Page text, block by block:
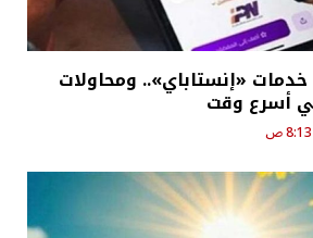
«إنستاباي».. ومحاولات
أسرع وقت